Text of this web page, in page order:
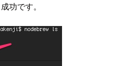
功です。